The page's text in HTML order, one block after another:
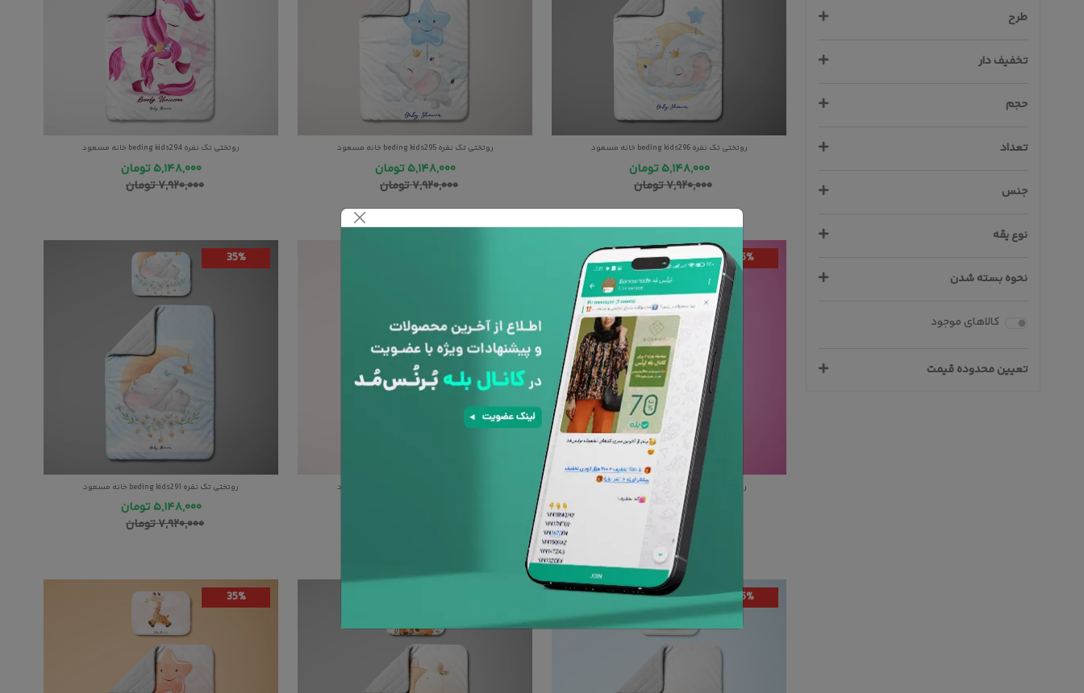
طرح
تخفیف دار
حجم
تعداد
جنس
نوع یقه
نحوه بسته شدن
کالاهای موجود
تعیین محدوده قیمت
روتختی تک نفره beding kids296 خانه مسعود
۷,۹۲۰,۰۰۰تومان
۵,۱۴۸,۰۰۰ تومان
روتختی تک نفره beding kids295 خانه مسعود
۷,۹۲۰,۰۰۰تومان
۵,۱۴۸,۰۰۰ تومان
روتختی تک نفره beding kids294 خانه مسعود
۷,۹۲۰,۰۰۰تومان
۵,۱۴۸,۰۰۰ تومان
35%
روتختی تک نفره beding kids293 خانه مسعود
۷,۹۲۰,۰۰۰
۵,۱۴۸,۰۰۰ تومان
35%
روتختی تک نفره beding kids291 خانه مسعود
۷,۹۲۰,۰۰۰تومان
۵,۱۴۸,۰۰۰ تومان
35%
35%